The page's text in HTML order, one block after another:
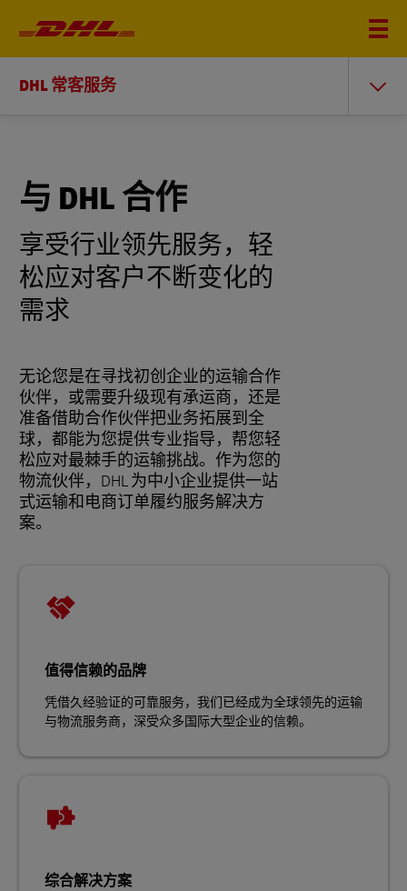
DHL 常客服务
与 DHL 合作
享受行业领先服务，轻
松应对客户不断变化的
需求
无论您是在寻找初创企业的运输合作
伙伴，或需要升级现有承运商，还是
准备借助合作伙伴把业务拓展到全
球，都能为您提供专业指导，帮您轻
松应对最棘手的运输挑战。作为您的
物流伙伴，DHL 为中小企业提供一站
式运输和电商订单履约服务解决方
案。
值得信赖的品牌
凭借久经验证的可靠服务，我们已经成为全球领先的运输
与物流服务商，深受众多国际大型企业的信赖。
综合解决方案